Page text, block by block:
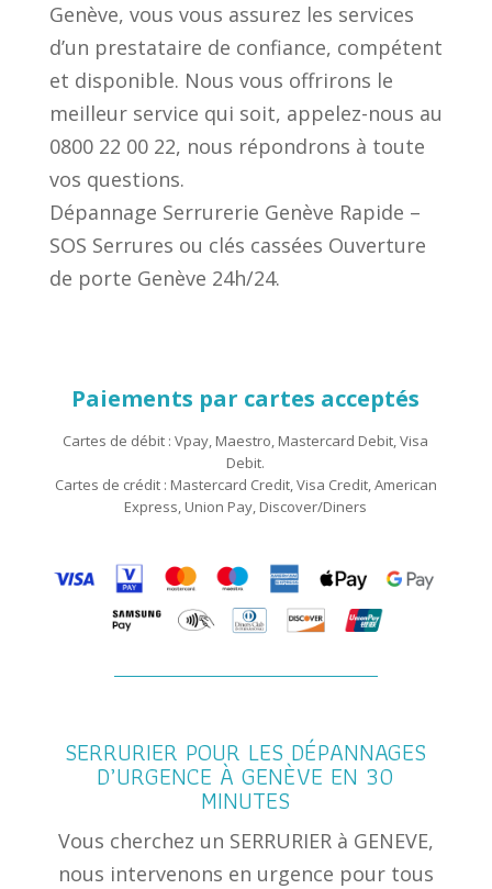
Genève, vous vous assurez les services
d’un prestataire de confiance, compétent
et disponible. Nous vous offrirons le
meilleur service qui soit, appelez-nous au
0800 22 00 22, nous répondrons à toute
vos questions.
Dépannage Serrurerie Genève Rapide –
SOS Serrures ou clés cassées Ouverture
de porte Genève 24h/24.
Paiements par cartes acceptés
Cartes de débit : Vpay, Maestro, Mastercard Debit, Visa
Debit.
Cartes de crédit : Mastercard Credit, Visa Credit, American
Express, Union Pay, Discover/Diners
SERRURIER POUR LES DÉPANNAGES
D’URGENCE À GENÈVE EN 30
MINUTES
Vous cherchez un SERRURIER à GENEVE,
nous intervenons en urgence pour tous